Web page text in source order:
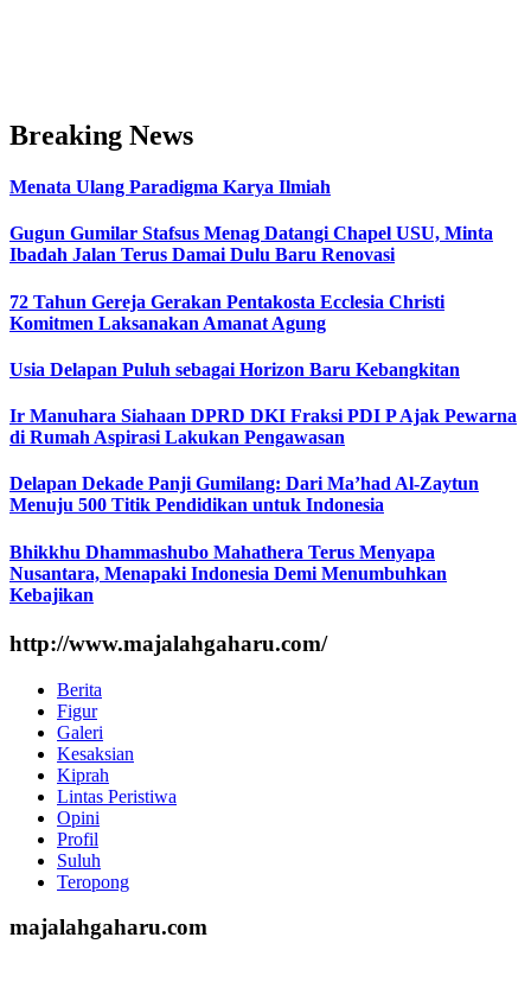
Breaking News
Menata Ulang Paradigma Karya Ilmiah
Gugun Gumilar Stafsus Menag Datangi Chapel USU, Minta
Ibadah Jalan Terus Damai Dulu Baru Renovasi
72 Tahun Gereja Gerakan Pentakosta Ecclesia Christi
Komitmen Laksanakan Amanat Agung
Usia Delapan Puluh sebagai Horizon Baru Kebangkitan
Ir Manuhara Siahaan DPRD DKI Fraksi PDI P Ajak Pewarna
di Rumah Aspirasi Lakukan Pengawasan
Delapan Dekade Panji Gumilang: Dari Ma’had Al-Zaytun
Menuju 500 Titik Pendidikan untuk Indonesia
Bhikkhu Dhammashubo Mahathera Terus Menyapa
Nusantara, Menapaki Indonesia Demi Menumbuhkan
Kebajikan
http://www.majalahgaharu.com/
Berita
Figur
Galeri
Kesaksian
Kiprah
Lintas Peristiwa
Opini
Profil
Suluh
Teropong
majalahgaharu.com